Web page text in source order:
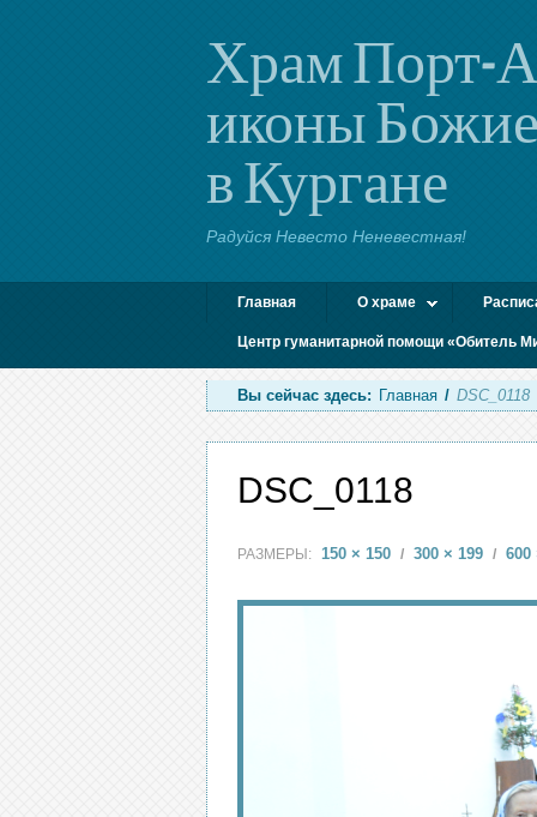
Храм Порт-
иконы
в Кургане
Радуйся Невесто Неневестная!
Главная О храме
Центр гуманитарной помощи «Обитель
Вы сейчас здесь: Главная / DSC_0118
DSC_0118
РАЗМЕРЫ: 150 × 150 / 300 × 199 / 600